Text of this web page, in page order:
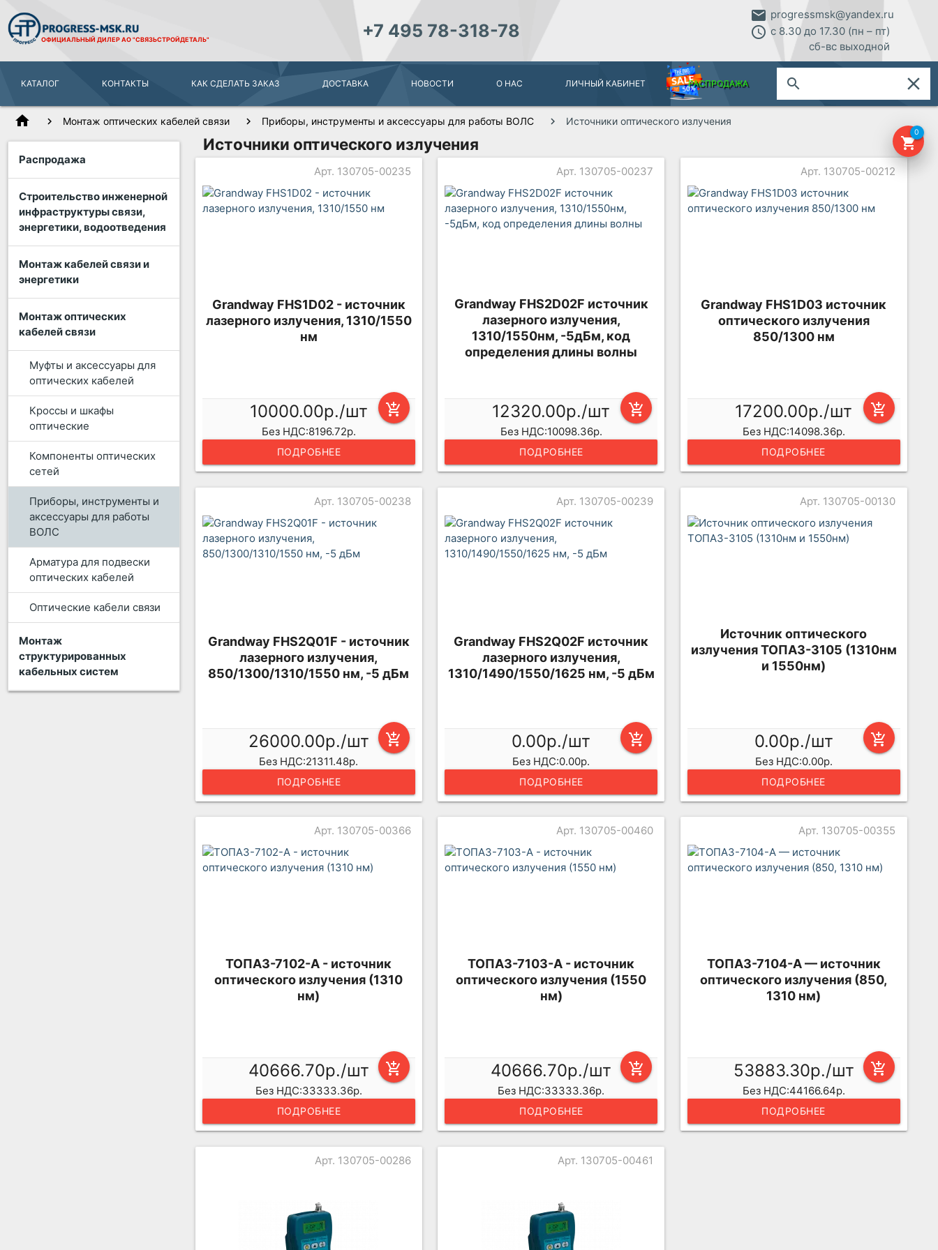
ОФИЦИАЛЬНЫЙ ДИЛЕРАО "СВЯЗЬСТРОЙДЕТАЛЬ" +7 495 78-318-78
email progressmsk@yandex.ru
access_time с 8.30 до 17.30 (пн – пт)
сб-вс выходной
КАТАЛОГ КОНТАКТЫ КАК СДЕЛАТЬ ЗАКАЗ ДОСТАВКА НОВОСТИ О НАС ЛИЧНЫЙ КАБИНЕТ РАСПРОДАЖА search close
shopping_cart
0
home Монтаж оптических кабелей связи Приборы, инструменты и аксессуары для работы ВОЛС Источники оптического излучения
Распродажа
Строительство инженерной
инфраструктуры связи,
энергетики, водоотведения
Монтаж кабелей связи и
энергетики
Монтаж оптических
кабелей связи
Муфты и аксессуары для
оптических кабелей
Кроссы и шкафы
оптические
Компоненты оптических
сетей
Приборы, инструменты и
аксессуары для работы
ВОЛС
Арматура для подвески
оптических кабелей
Оптические кабели связи
Монтаж
структурированных
кабельных систем
Источники оптического излучения
Арт. 130705-00235
Grandway FHS1D02 - источник
лазерного излучения, 1310/1550
нм
add_shopping_cart
10000.00р./шт
Без НДС:8196.72р.
ПОДРОБНЕЕ
Арт. 130705-00237
Grandway FHS2D02F источник
лазерного излучения,
1310/1550нм, -5дБм, код
определения длины волны
add_shopping_cart
12320.00р./шт
Без НДС:10098.36р.
ПОДРОБНЕЕ
Арт. 130705-00212
Grandway FHS1D03 источник
оптического излучения
850/1300 нм
add_shopping_cart
17200.00р./шт
Без НДС:14098.36р.
ПОДРОБНЕЕ
Арт. 130705-00238
Grandway FHS2Q01F - источник
лазерного излучения,
850/1300/1310/1550 нм, -5 дБм
add_shopping_cart
26000.00р./шт
Без НДС:21311.48р.
ПОДРОБНЕЕ
Арт. 130705-00239
Grandway FHS2Q02F источник
лазерного излучения,
1310/1490/1550/1625 нм, -5 дБм
add_shopping_cart
0.00р./шт
Без НДС:0.00р.
ПОДРОБНЕЕ
Арт. 130705-00130
Источник оптического
излучения ТОПАЗ-3105 (1310нм
и 1550нм)
add_shopping_cart
0.00р./шт
Без НДС:0.00р.
ПОДРОБНЕЕ
Арт. 130705-00366
ТОПАЗ-7102-А - источник
оптического излучения (1310
нм)
add_shopping_cart
40666.70р./шт
Без НДС:33333.36р.
ПОДРОБНЕЕ
Арт. 130705-00460
ТОПАЗ-7103-А - источник
оптического излучения (1550
нм)
add_shopping_cart
40666.70р./шт
Без НДС:33333.36р.
ПОДРОБНЕЕ
Арт. 130705-00355
ТОПАЗ-7104-А — источник
оптического излучения (850,
1310 нм)
add_shopping_cart
53883.30р./шт
Без НДС:44166.64р.
ПОДРОБНЕЕ
Арт. 130705-00286 Арт. 130705-00461